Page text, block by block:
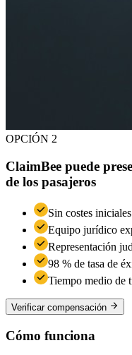
OPCIÓN 2
ClaimBee puede
de los pasajeros
Sin costes
Equipo jurídico
Representación
98 % de tasa de
Tiempo medio de
Verificar compensación
Cómo funciona